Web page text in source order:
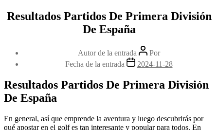
Resultados Partidos De Primera División
De España
Autor de la entrada
Por
Fecha de la entrada
2024-11-28
Resultados Partidos De Primera División
De España
En general, así que emprende la aventura y luego descubrirás por
qué apostar en el golf es tan interesante y popular para todos. En